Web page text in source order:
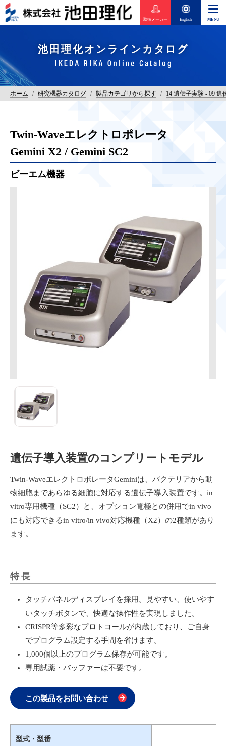
取扱メーカー English
池田理化オンラインカタログ
ホーム / 研究機器カタログ / 製品カテゴリから探す / 14 遺伝子実験 - 09 遺
Twin-Waveエレクトロポレータ
Gemini X2 / Gemini SC2
ビーエム機器
手前：Gemini X2、奥：Gemini SC2
遺伝子導入装置のコンプリートモデル
Twin-WaveエレクトロポレータGeminiは、バクテリアから動
物細胞まであらゆる細胞に対応する遺伝子導入装置です。in
vitro専用機種（SC2）と、オプション電極との併用でin vivo
にも対応できるin vitro/in vivo対応機種（X2）の2種類があり
ます。
特長
タッチパネルディスプレイを採用。見やすい、使いやす
いタッチボタンで、快適な操作性を実現しました。
CRISPR等多彩なプロトコールが内蔵しており、ご自身
でプログラム設定する手間を省けます。
1,000個以上のプログラム保存が可能です。
専用試薬・バッファーは不要です。
この製品をお問い合わせ
型式・型番